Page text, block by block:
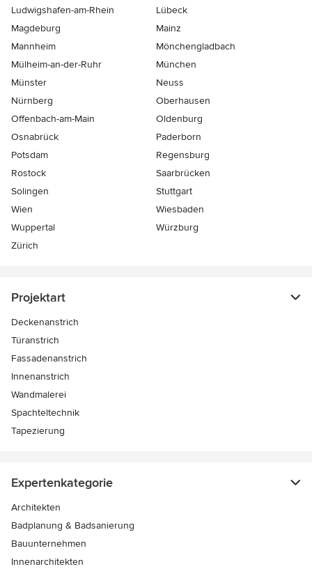
Ludwigshafen-am-Rhein
Lübeck
Magdeburg
Mainz
Mannheim
Mönchen­gladbach
Mülheim-an-der-Ruhr
München
Münster
Neuss
Nürnberg
Oberhausen
Offenbach-am-Main
Oldenburg
Osnabrück
Paderborn
Potsdam
Regensburg
Rostock
Saarbrücken
Solingen
Stuttgart
Wien
Wiesbaden
Wuppertal
Würzburg
Zürich
Projektart
Deckenanstrich
Türanstrich
Fassadenanstrich
Innenanstrich
Wandmalerei
Spachteltechnik
Tapezierung
Expertenkategorie
Architekten
Badplanung & Badsanierung
Bauunternehmen
Innenarchitekten